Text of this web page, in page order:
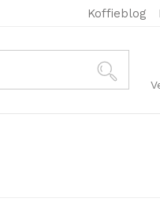
Koffieblog